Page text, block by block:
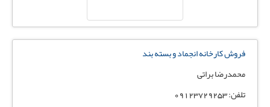
فروش کارخانه انجماد و بسته بند
محمدرضا براتی
تلفن: 09123729253